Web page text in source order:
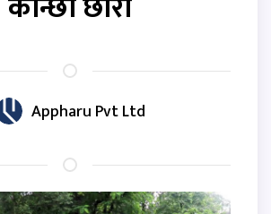
Appharu Pvt Ltd